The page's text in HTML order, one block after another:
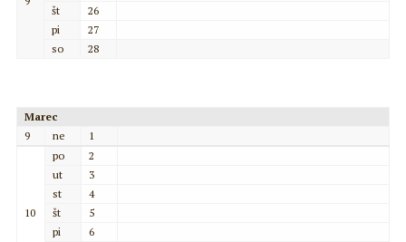
št
26
pi
27
so
28
Marec
9
ne 1
10
po
2
ut
3
st
4
št
5
pi
6